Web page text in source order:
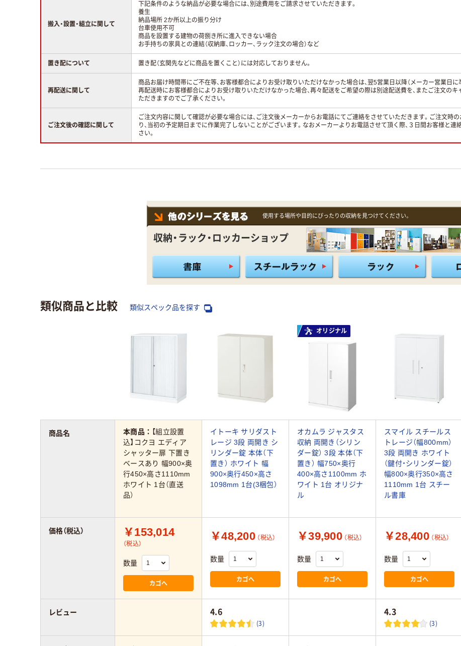
搬入・設置・組立に関して
下記条件のような納品が必要な場合には、別途費用をご請求させていただきます。
養生
納品場所 2か所以上の振り分け
台車使用不可
商品を設置する建物の荷捌き所に進入できない場合
お手持ちの家具との連結（収納庫、ロッカー、ラック注文の場合）など
置き配について 置き配（玄関先などに商品を置くこと）には対応しておりません。
再配送に関して
商品お届け時間帯にご不在等、お客様都合によりお受け取りいただけなかった場合は、翌5営業日以降（メーカー営業日に
再配送時にお客様都合によりお受け取りいただけなかった場合、再々配送をご希望の際は別途配送費を、またご注文の
ただきますのでご了承ください。
ご注文後の確認に関して
ご注文内容に関して確認が必要な場合には、ご注文後メーカーからお電話にてご連絡をさせていただきます。ご注文時
り、当初の予定期日までに作業完了しないことがございます。なおメーカーよりお電話させて頂く際、３日間お客様と
さい。
使用する場所や目的にぴったりの収納を見つけてください。
収納・ラック・ロッカーショップ
類似商品と比較 類似スペック品を探す
オリジナル
本商品： 【組立設置
込】コクヨ エディア
シャッター扉 下置き
ベースあり 幅900×奥
行450×高さ1110mm
ホワイト 1台（直送
品）
イトーキ サリダスト
レージ 3段 両開き シ
リンダー錠 本体（下
置き） ホワイト 幅
900×奥行450×高さ
1098mm 1台(3梱包）
オカムラ ジャスタス
収納 両開き（シリン
ダー錠） 3段 本体（下
置き） 幅750×奥行
400×高さ1100mm ホ
ワイト 1台 オリジナ
ル
スマイル スチールス
トレージ（幅800mm）
3段 両開き ホワイト
（鍵付・シリンダー錠）
幅800×奥行350×高さ
1110mm 1台 スチー
ル書庫
￥153,014
（税込）
数量
カゴへ
￥48,200 （税込）
数量
カゴへ
￥39,900 （税込）
数量
カゴへ
￥28,400 （税込）
数量
カゴへ
4.6
(3)
4.3
(3)
商品名
価格（税込）
レビュー